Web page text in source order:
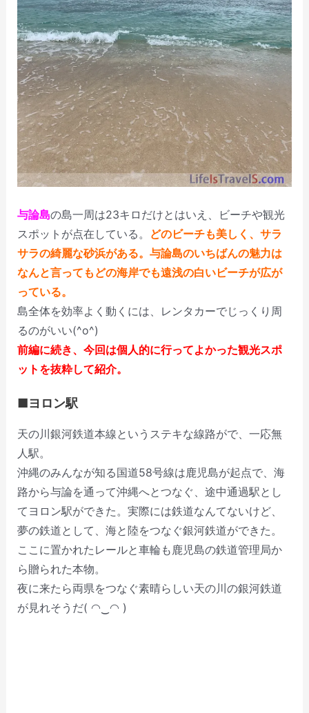
与論島の島一周は23キロだけとはいえ、ビーチや観光
スポットが点在している。
どのビーチも美しく、サラ
サラの綺麗な砂浜がある。与論島のいちばんの魅力は
なんと言ってもどの海岸でも遠浅の白いビーチが広が
っている。
島全体を効率よく動くには、レンタカーでじっくり周
るのがいい(^o^)
前編に続き、今回は個人的に行ってよかった観光スポ
ットを抜粋して紹介。
■ヨロン駅
天の川銀河鉄道本線というステキな線路がで、一応無
人駅。
沖縄のみんなが知る国道58号線は鹿児島が起点で、海
路から与論を通って沖縄へとつなぐ、途中通過駅とし
てヨロン駅ができた。実際には鉄道なんてないけど、
夢の鉄道として、海と陸をつなぐ銀河鉄道ができた。
ここに置かれたレールと車輪も鹿児島の鉄道管理局か
ら贈られた本物。
夜に来たら両県をつなぐ素晴らしい天の川の銀河鉄道
が見れそうだ( ◠‿◠ )